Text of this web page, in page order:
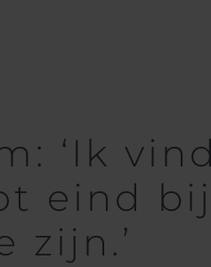
‘Ik
eind
zijn.’